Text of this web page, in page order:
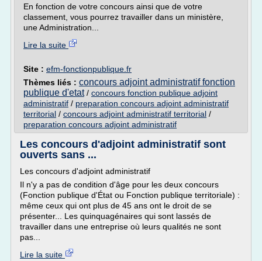
En fonction de votre concours ainsi que de votre
classement, vous pourrez travailler dans un ministère,
une Administration...
Lire la suite
Site : efm-fonctionpublique.fr
Thèmes liés : concours adjoint administratif fonction
publique d'etat/ concours fonction publique adjoint
administratif / preparation concours adjoint administratif
territorial / concours adjoint administratif territorial /
preparation concours adjoint administratif
Les concours d'adjoint administratif sont
ouverts sans ...
Les concours d'adjoint administratif
Il n'y a pas de condition d'âge pour les deux concours
(Fonction publique d'État ou Fonction publique territoriale) :
même ceux qui ont plus de 45 ans ont le droit de se
présenter... Les quinquagénaires qui sont lassés de
travailler dans une entreprise où leurs qualités ne sont
pas...
Lire la suite